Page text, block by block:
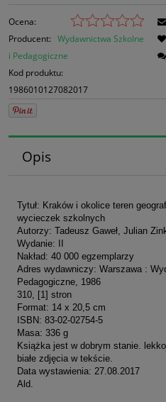
Ocena:
Producent: Wydawnictwa Szkolne
i Pedagogiczne
Kod produktu:
1986010127082017
Opis
Tytuł: Kraków i okolice teren
wycieczek szkolnych
Autorzy: Tadeusz Gaweł, Julian
Wydanie: II
Nakład: 40 000 egzemplarzy
Adres wydawniczy: Warszawa :
Pedagogiczne, 1986
310, [1] stron
Format: 14 x 20,5 cm
ISBN: 83-02-02754-5
Masa: 336 g
Książka jest w dobrym stanie.
białe zdjęcia w tekście.
Data wystawienia: 27.08.2017
Ald.